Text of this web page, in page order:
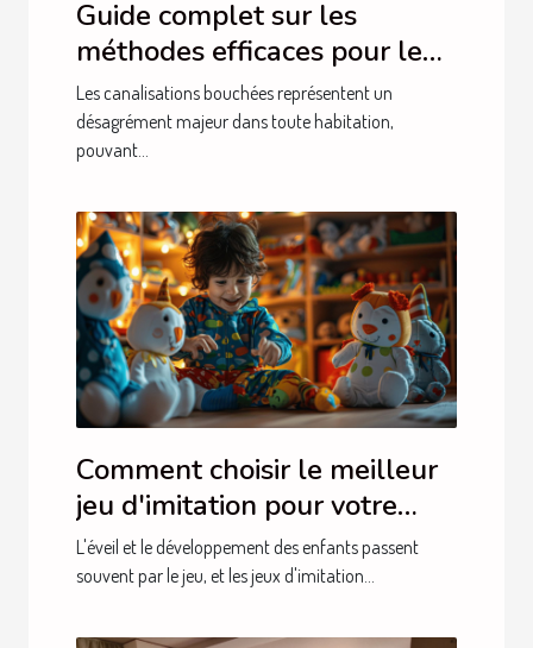
Guide complet sur les
méthodes efficaces pour le
débouchage de canalisations
Les canalisations bouchées représentent un
désagrément majeur dans toute habitation,
pouvant...
Comment choisir le meilleur
jeu d'imitation pour votre
enfant
L'éveil et le développement des enfants passent
souvent par le jeu, et les jeux d'imitation...